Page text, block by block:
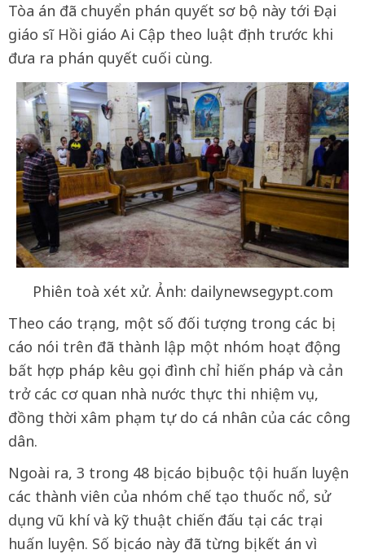
Tòa án đã chuyển phán quyết sơ bộ này tới Đại
giáo sĩ Hồi giáo Ai Cập theo luật định trước khi
đưa ra phán quyết cuối cùng.
Phiên toà xét xử. Ảnh: dailynewsegypt.com
Theo cáo trạng, một số đối tượng trong các bị
cáo nói trên đã thành lập một nhóm hoạt động
bất hợp pháp kêu gọi đình chỉ hiến pháp và cản
trở các cơ quan nhà nước thực thi nhiệm vụ,
đồng thời xâm phạm tự do cá nhân của các công
dân.
Ngoài ra, 3 trong 48 bị cáo bị buộc tội huấn luyện
các thành viên của nhóm chế tạo thuốc nổ, sử
dụng vũ khí và kỹ thuật chiến đấu tại các trại
huấn luyện. Số bị cáo này đã từng bị kết án vì